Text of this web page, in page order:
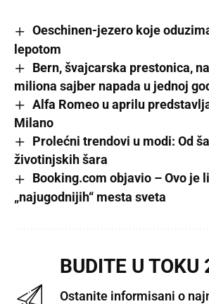
Oeschinen-jezero koje
lepotom
Bern, švajcarska prestonica,
miliona sajber napada u jednoj
Alfa Romeo u aprilu
Milano
Prolećni trendovi u modi: Od
životinjskih šara
Booking.com objavio – Ovo je
„najugodnijih“ mesta sveta
BUDITE U TOKU
Ostanite informisani o